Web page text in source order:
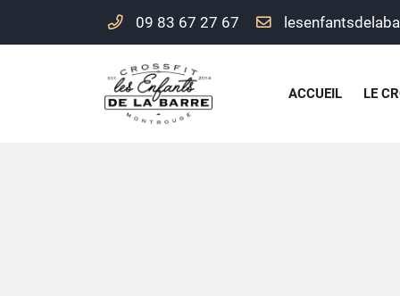
09 83 67 27 67
ACCUEIL LE
09 83 67 27 67